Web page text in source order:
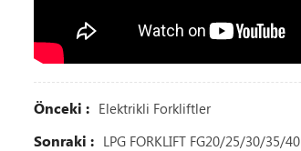
Önceki : Elektrikli Forkliftler
Sonraki : LPG FORKLIFT FG20/25/30/35/40